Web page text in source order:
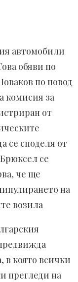
автомобили
обяви по
по повод
комисия за
от
се споделя от
се
че ще
на
возила
в която всички
прегледи на